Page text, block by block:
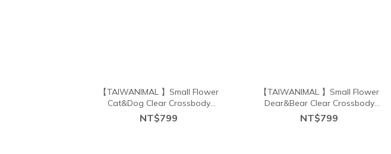
【TAIWANIMAL 】Small Flower
Cat&Dog Clear Crossbody
Shockproof iPhone Case
NT$799
【TAIWANIMAL 】Small Flower
Dear&Bear Clear Crossbody
Shockproof iPhone Case
NT$799